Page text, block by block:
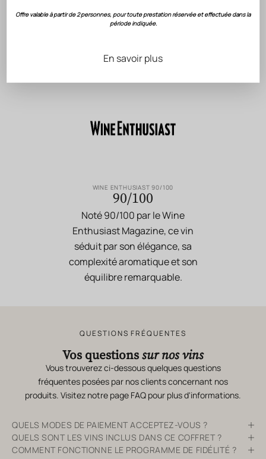
Offre valable à partir de 2 personnes, pour toute prestation réservée et effectuée dans la
période indiquée.
En savoir plus
RECONNAISSANCE DU SAVOIR-FAIRE GÉRARD
Évaluations& Notation
WINE ENTHUSIAST 90/100
90/100
Noté 90/100 par le Wine
Enthusiast Magazine, ce vin
séduit par son élégance, sa
complexité aromatique et son
équilibre remarquable.
QUESTIONS FRÉQUENTES
Vos questionssur nos vins
Vous trouverez ci-dessous quelques questions
fréquentes posées par nos clients concernant nos
produits. Visitez notre page FAQ pour plus d'informations.
QUELS MODES DE PAIEMENT ACCEPTEZ-VOUS ?
QUELS SONT LES VINS INCLUS DANS CE COFFRET ?
COMMENT FONCTIONNE LE PROGRAMME DE FIDÉLITÉ ?